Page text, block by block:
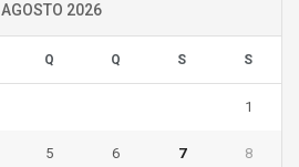
AGOSTO 2026
Q Q S S
1
5 6 7 8